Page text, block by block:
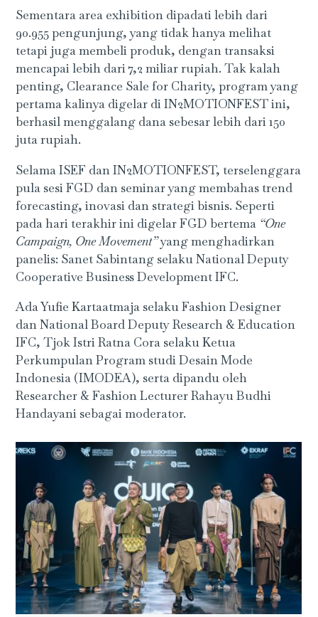
Sementara area exhibition dipadati lebih dari
90.955 pengunjung, yang tidak hanya melihat
tetapi juga membeli produk, dengan transaksi
mencapai lebih dari 7,2 miliar rupiah. Tak kalah
penting, Clearance Sale for Charity, program yang
pertama kalinya digelar di IN2MOTIONFEST ini,
berhasil menggalang dana sebesar lebih dari 150
juta rupiah.
Selama ISEF dan IN2MOTIONFEST, terselenggara
pula sesi FGD dan seminar yang membahas trend
forecasting, inovasi dan strategi bisnis. Seperti
pada hari terakhir ini digelar FGD bertema “One
Campaign, One Movement”yang menghadirkan
panelis: Sanet Sabintang selaku National Deputy
Cooperative Business Development IFC.
Ada Yufie Kartaatmaja selaku Fashion Designer
dan National Board Deputy Research & Education
IFC, Tjok Istri Ratna Cora selaku Ketua
Perkumpulan Program studi Desain Mode
Indonesia (IMODEA), serta dipandu oleh
Researcher & Fashion Lecturer Rahayu Budhi
Handayani sebagai moderator.